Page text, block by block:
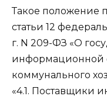
Такое положение
статьи 12
г. N 209-ФЗ «О
информационной
коммунального
«4.1. Поставщики